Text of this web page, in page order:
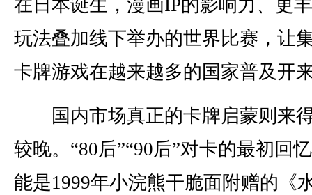
在日本诞生，漫画IP的影响力、更
玩法叠加线下举办的世界比赛，让
卡牌游戏在越来越多的国家普及开
国内市场真正的卡牌启蒙则来
较晚。“80后”“90后”对卡的最初回
能是1999年小浣熊干脆面附赠的《